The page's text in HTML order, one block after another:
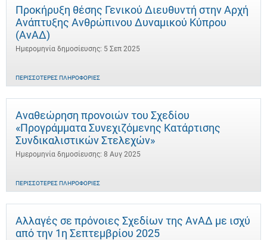
Προκήρυξη θέσης Γενικού Διευθυντή στην Αρχή
Ανάπτυξης Ανθρώπινου Δυναμικού Κύπρου
(ΑνΑΔ)
Ημερομηνία δημοσίευσης: 5 Σεπ 2025
ΠΕΡΙΣΣΌΤΕΡΕΣ ΠΛΗΡΟΦΟΡΊΕΣ
Αναθεώρηση προνοιών του Σχεδίου
«Προγράμματα Συνεχιζόμενης Κατάρτισης
Συνδικαλιστικών Στελεχών»
Ημερομηνία δημοσίευσης: 8 Αυγ 2025
ΠΕΡΙΣΣΌΤΕΡΕΣ ΠΛΗΡΟΦΟΡΊΕΣ
Αλλαγές σε πρόνοιες Σχεδίων της ΑνΑΔ με ισχύ
από την 1η Σεπτεμβρίου 2025